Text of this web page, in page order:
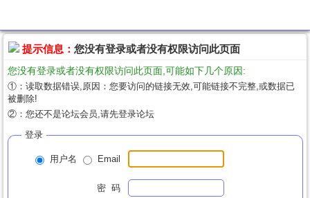
提示信息： 您没有登录或者没有权限访问此页面
您没有登录或者没有权限访问此页面,可能如下几个原因:
①：读取数据错误,原因：您要访问的链接无效,可能链接不完整,或数据已
被删除!
②：您还不是论坛会员,请先登录论坛
登录
用户名 Email
密 码